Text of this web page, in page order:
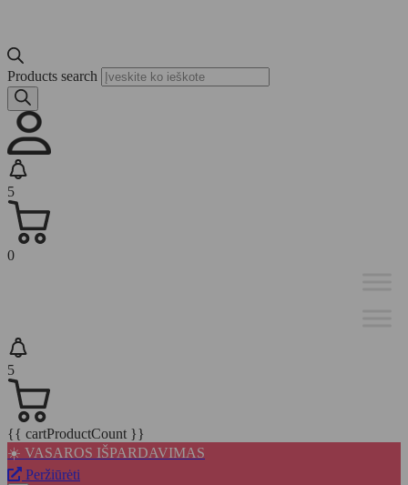
Products search
5
0
5
{{ cartProductCount }}
☀️ VASAROS IŠPARDAVIMAS
Peržiūrėti